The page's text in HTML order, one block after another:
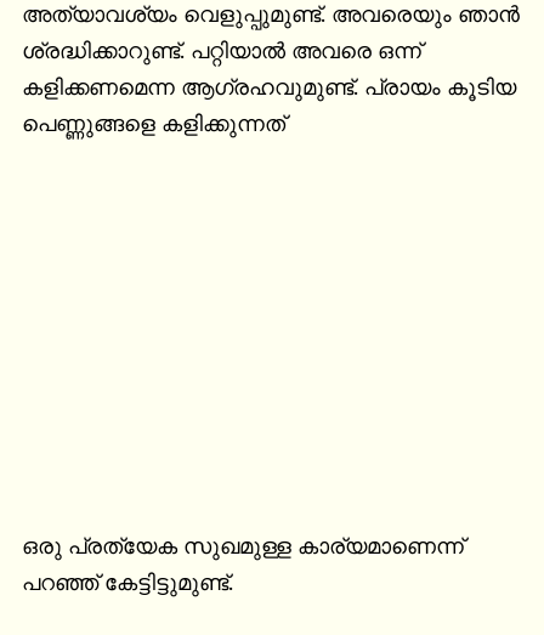
അത്യാവശ്യം വെളുപ്പുമുണ്ട്. അവരെയും ഞാൻ
ശ്രദ്ധിക്കാറുണ്ട്. പറ്റിയാൽ അവരെ ഒന്ന്
കളിക്കണമെന്ന ആഗ്രഹവുമുണ്ട്. പ്രായം കൂടിയ
പെണ്ണുങ്ങളെ കളിക്കുന്നത്
ഒരു പ്രത്യേക സുഖമുള്ള കാര്യമാണെന്ന്
പറഞ്ഞ് കേട്ടിട്ടുമുണ്ട്.